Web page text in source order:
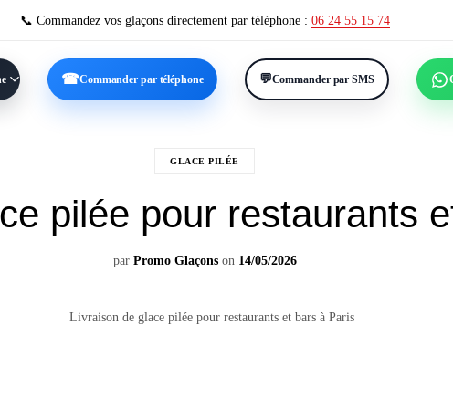
📞 Commandez vos glaçons directement par téléphone : 06 24 55 15 74
Commander par téléphone Commander par SMS
GLACE PILÉE
pilée pour restaurants
par Promo Glaçons on 14/05/2026